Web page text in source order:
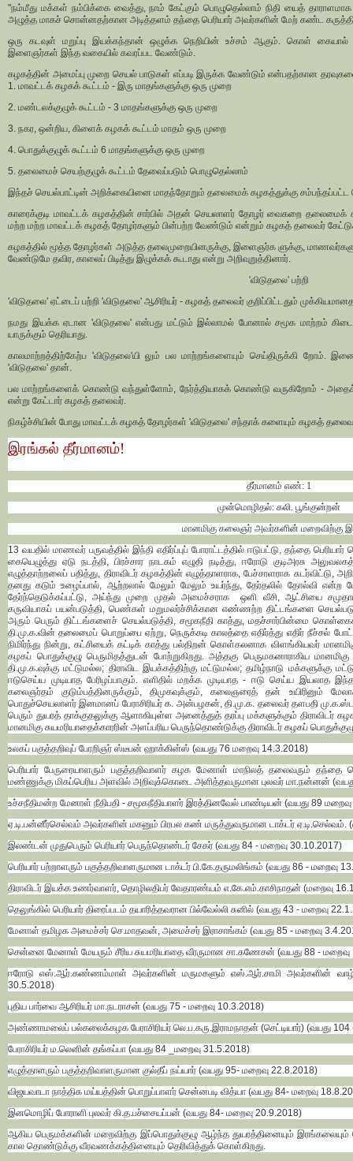
"நம்மீது மக்கள் நம்பிக்கை வைத்து, நாம் கேட்கும் பொழுதெல்லாம் நிதி யைத்
அழுத்த மாகச் சொன்னதற்கான அடித்தளம் தந்தை பெரியார் அவர்களின் மேற் கண்ட கருத்தின்
ஒரு கடவுள் மறுப்பு இயக்கந்தான் ஒழுக்க நெறியின் உச்சம் ஆகும். கொள்
இளைஞர்கள் இந்த வகையில் கவரப்பட வேண்டும்.
கழகத்தின் அமைப்பு முறை செயல் பாடுகள் எப்படி இருக்க வேண்டும் என்பதற்கான
1. மாவட்டக் கழகக் கூட்டம் - இரு மாதங்களுக்கு ஒரு முறை
2. மண்டலக்குழுக் கூட்டம் - 3 மாதங்களுக்கு ஒரு முறை
3. நகர, ஒன்றிய, கிளைக் கழகக் கூட்டம் மாதம் ஒரு முறை
4. பொதுக்குழுக் கூட்டம் 6 மாதங்களுக்கு ஒரு முறை
5. தலைமைச் செயற்குழுக் கூட்டம் தேவைப்படும் பொழுதெல்லாம்
இந்தச் செயல்பாட்டின் அறிக்கையினை மாதந்தோறும் தலைமைக் கழகத்துக்கு
காரைக்குடி மாவட்டக் கழகத்தின் சார்பில் அதன் செயலாளர் தோழர் வைகறை தலைமைக்
மற்ற மற்ற மாவட்டக் கழகத் தோழர்களும் பின்பற்ற வேண்டும் என்றும் கழகத் தலைவர்
கழகத்தில் மூத்த தோழர்கள் அடுத்த தலைமுறையினருக்கு, இளைஞர்க ளுக்கு,
வேண்டுமே தவிர, காலைப் பிடித்து இழுக்கக் கூடாது என்று அறிவுறுத்தினார்.
'விடுதலை' பற்றி
'விடுதலை' ஏட்டைப் பற்றி 'விடுதலை' ஆசிரியர் - கழகத் தலைவர் குறிப்பிட்டதும்
நமது இயக்க ஏடான 'விடுதலை' என்பது மட்டும் இல்லாமல் போனால் சமூக மாற்றம்
யாருக்கும் தெரியாது.
காலமாற்றத்திற்கேற்ப 'விடுதலை'யி லும் பல மாற்றங்களையும் செய்திருக்கி றோம்.
'விடுதலை' தான்.
பல மாற்றங்களைக் கொண்டு வந்துள்ளோம், நேர்த்தியாகக் கொண்டு வருகிறோம் -
என்று கேட்டார் கழகத் தலைவர்.
நிகழ்ச்சியின் போது மாவட்டக் கழகத் தோழர்கள் 'விடுதலை' சந்தாக் களையும் கழகத்
இரங்கல் தீர்மானம்!
தீர்மானம் எண்: 1
முன்மொழிதல்: கலி. பூங்குன்றன்
மானமிகு கலைஞர் அவர்களின் மறைவிற்கு
13 வயதில் மாணவர் பருவத்தில் இந்தி எதிர்ப்புப் போராட்டத்தில் ஈடுபட்டு, தந்தை
கையெழுத்து ஏடு நடத்தி, பிரச்சார நாடகம் எழுதி நடித்து, ஈரோடு குடிஅரசு
எழுத்தாற்றலைப் பதித்து, திராவிடர் கழகத்தின் எழுத்தாளராக, பேச்சாளராக
தனது கடும் உழைப்பால், ஆற்றலால் மேலும் மேலும் உயர்ந்து, தேர்தலில் தோல்வி என்ற
தேர்ந்தெடுக்கப்பட்டு, அய்ந்து முறை முதல் அமைச்சராக ஒளி வீசி, ஆட்சியை
கருவியாகப் பயன்படுத்தி, பெண்கள் மறுமலர்ச்சிக்கான எண்ணற்ற திட்டங்களை
அரும் பெரும் திட்டங்களைச் செயல்படுத்தி, சமூகநீதி காத்து, மதச்சார்பின்மை
தி.மு.க.வின் தலைமைப் பொறுப்பை ஏற்று, நெருக்கடி காலத்தை எதிர்த்து எதிர் நீச்சல்
நிமிர்ந்து நின்று, கட்சியைக் கட்டிக் காத்து பல்திறன் கொள்கலனாக விளங்கியவர்
கழகப் பொதுக்குழு பெருமிதத்துடன் போற்றுகிறது. அத்தகு பெருமகனாராகிய
தி.மு.க.வுக்கு மட்டுமல்ல; திராவிட இயக்கத்திற்கு மட்டுமல்ல; தமிழ்நாடு மக்களுக்கு
ஈடுசெய்ய முடியாத பேரிழப்பாகும். எளிதில் மறக்க முடியாத - ஈடு செய்ய இயலாத
கலைஞர்தம் குடும்பத்தினருக்கும், திமுகவுக்கும், கலைஞரைத் தன் உயிரினும்
பொதுச்செயலாளர் இனமானப் பேராசிரியர் க. அன்பழகன், தி.மு.க. தலைவர் தளபதி
பெரும் துயரத் தாக்குதலுக்கு ஆளாகியுள்ள அனைத்துத் தரப்பு மக்களுக்கும் திராவிடர்
மானமிகு சுயமரியாதைக்காரரின் அளப்பரிய பெருந்தொண்டுக்கு திராவிடர் கழகப்
உலகப் பகுத்தறிவுப் பேரறிஞர் ஸ்டீபன் ஹாக்கின்ஸ் (வயது 76 மறைவு 14.3.2018)
பெரியார் பேருரையாளரும் பகுத்தறிவாளர் கழக மேனாள் மாநிலத் தலைவரும் தந்தை
மண்ணுக்கு மிகப்பெரிய அளவில் அறிவுக்கொடை அளித்தவருமான புலவர் மா.நன்னன்
உச்சநீதிமன்ற மேனாள் நீதிபதி - சமூகநீதியாளர் இரத்தினவேல் பாண்டியன் (வயது 89
ஏ.டி.பன்னீர்செல்வம் அவர்களின் மகனும் பிரபல கண் மருத்துவருமான டாக்டர் ஏ.டி.செல்வம்.
இலண்டன் முதுபெரும் பெரியார் பெருந்தொண்டர் சேகர் (வயது 84 - மறைவு 30.10.2017)
பெரியார் பற்றாளரும் பகுத்தறிவாளருமான டாக்டர் பி.கே.தருமலிங்கம் (வயது 86 - மறைவு
திராவிடர் இயக்க உணர்வாளர், தொழிலதிபர் வேதாரண்யம் எ.கே.எம்.காசிநாதன் (மறைவு
தெலுங்கில் பெரியார் திரைப்படம் தயாரித்தவரான பில்வேல்லி சுனில் (வயது 43 - மறைவு
மேனாள் தமிழக அமைச்சர் செ.மாதவன், அமைச்சர் இராசாங்கம் (வயது 85 - மறைவு
சென்னை மேனாள் மேயரும் சீரிய சுயமரியாதை வீரருமான சா.கணேசன் (வயது 88 - மறைவு
ஈரோடு எஸ்.ஆர்.கண்ணம்மாள் அவர்களின் மருமகளும் எஸ்.ஆர்.சாமி அவர்களின்
30.5.2018)
புதிய பார்வை ஆசிரியர் மா.நடராசன் (வயது 75 - மறைவு 10.3.2018)
அண்ணாமலைப் பல்கலைக்கழக பேராசிரியர் லெ.ப.கரு.இராமநாதன் (செட்டியார்) (வயது 104
பேராசிரியர் ம.லெனின் தங்கப்பா (வயது 84 _மறைவு 31.5.2018)
எழுத்தாளரும் பகுத்தறிவாளருமான குல்தீப் நய்யார் (வயது 95- மறைவு 22.8.2018)
விஜயவாடா நாத்திக மய்யத்தின் பொறுப்பாளர் சென்னபடி வித்யா (வயது 84- மறைவு
இனமொழிப் போராளி புலவர் கி.த.பச்சையப்பன் (வயது 84- மறைவு 20.9.2018)
ஆகிய பெருமக்களின் மறைவிற்கு இப்பொதுக்குழு ஆழ்ந்த துயரத்தினையும்
கால தொண்டுக்கு வீரவணக்கத்தினையும் தெரிவித்துக் கொள்கிறது.